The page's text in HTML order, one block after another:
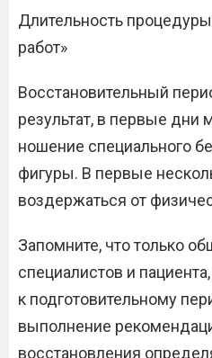
Длительность
работ»
Восстановительный
результат, в первые дни
ношение специального
фигуры. В первые
воздержаться от
Запомните, что только
специалистов и
к подготовительному
выполнение
восстановления